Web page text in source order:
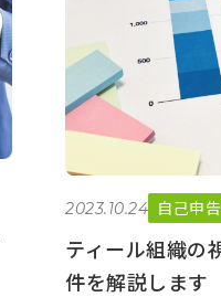
2023.10.24 自己申
ティール組織の
件を解説します